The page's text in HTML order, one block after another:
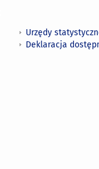
Urzędy
Deklaracja